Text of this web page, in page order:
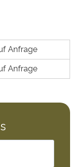
Anfrage
Anfrage